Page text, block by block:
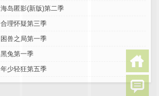
海岛匿影(新版)第二季
合理怀疑第三季
困兽之局第一季
黑兔第一季
年少轻狂第五季